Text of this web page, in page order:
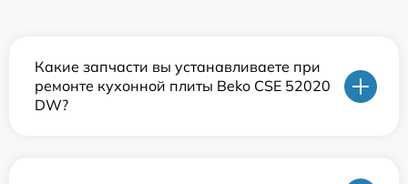
Какие запчасти вы устанавливаете при
ремонте кухонной плиты Beko CSE 52020
DW?